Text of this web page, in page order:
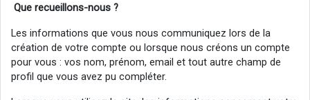
Que recueillons-nous ?
Les informations que vous nous communiquez lors de la
création de votre compte ou lorsque nous créons un compte
pour vous : vos nom, prénom, email et tout autre champ de
profil que vous avez pu compléter.